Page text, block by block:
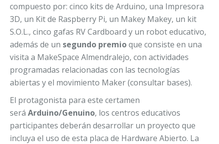
compuesto por: cinco kits de Arduino, una Impresora
3D, un Kit de Raspberry Pi, un Makey Makey, un kit
S.O.L., cinco gafas RV Cardboard y un robot educativo,
además de un segundo premioque consiste en una
visita a MakeSpace Almendralejo, con actividades
programadas relacionadas con las tecnologías
abiertas y el movimiento Maker (consultar bases).
El protagonista para este certamen
será Arduino/Genuino, los centros educativos
participantes deberán desarrollar un proyecto que
incluya el uso de esta placa de Hardware Abierto. La